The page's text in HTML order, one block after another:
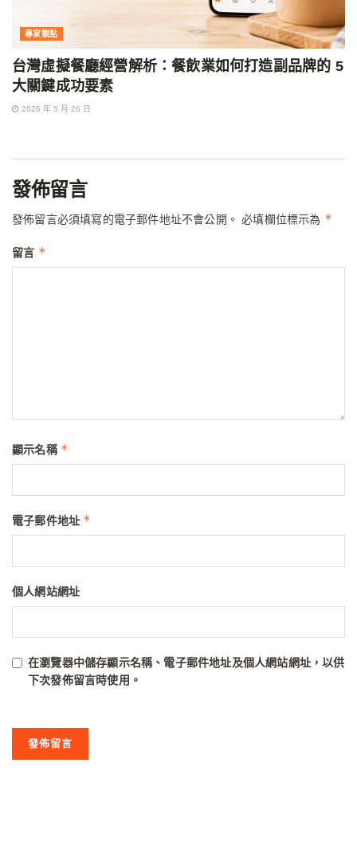
專家觀點
台灣虛擬餐廳經營解析：餐飲業如何打造副品牌的 5
大關鍵成功要素
2026 年 5 月 26 日
發佈留言
發佈留言必須填寫的電子郵件地址不會公開。 必填欄位標示為 *
留言 *
顯示名稱 *
電子郵件地址 *
個人網站網址
在瀏覽器中儲存顯示名稱、電子郵件地址及個人網站網址，以供
下次發佈留言時使用。